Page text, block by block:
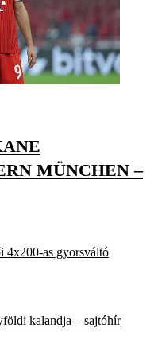
MÜNCHEN –
4x200-as gyorsváltó
kalandja – sajtóhír